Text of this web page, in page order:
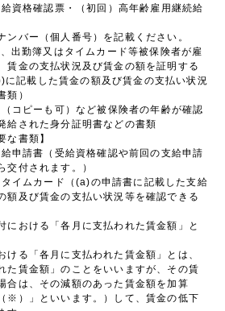
資格確認票・（初回）高年齢雇用継続給
ー（個人番号）を記載ください。
出勤簿又はタイムカード等被保険者が雇
賃金の支払状況及び賃金の額を証明する
記載した賃金の額及び賃金の支払い状況
類）
コピーも可）など被保険者の年齢が確認
給された身分証明書などの書類
な書類】
申請書（受給資格確認や前回の支給申請
交付されます。）
イムカード（(a)の申請書に記載した支給
額及び賃金の支払い状況等を確認できる
における「各月に支払われた賃金額」と
る「各月に支払われた賃金額」とは、
た賃金額」のことをいいますが、その賃
合は、その減額のあった賃金額を加算
※）」といいます。）して、賃金の低下